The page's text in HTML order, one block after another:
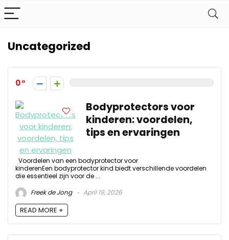
Uncategorized
0
Bodyprotectors voor
kinderen: voordelen,
tips en ervaringen
Voordelen van een bodyprotector voor
kinderenEen bodyprotector kind biedt verschillende voordelen
die essentieel zijn voor de ...
Freek de Jong
April 19, 2026
READ MORE +